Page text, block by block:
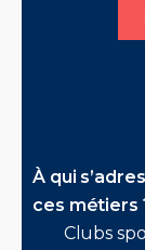
À qui
ces métiers
Clubs